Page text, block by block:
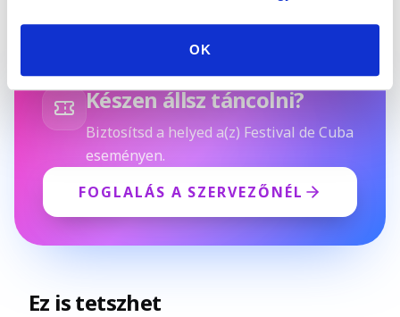
OK
Készen állsz táncolni?
Biztosítsd a helyed a(z) Festival de Cuba
eseményen.
FOGLALÁS A SZERVEZŐNÉL
Ez is tetszhet